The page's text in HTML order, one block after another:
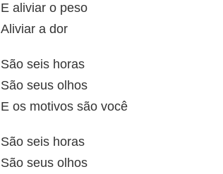
E aliviar o peso
Aliviar a dor
São seis horas
São seus olhos
E os motivos são você
São seis horas
São seus olhos